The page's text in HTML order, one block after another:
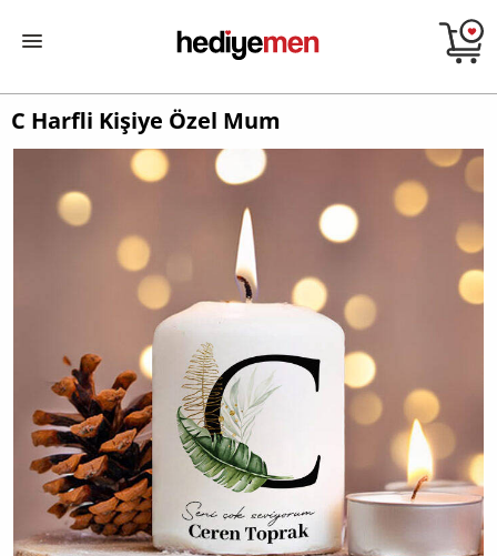
C Harfli Kişiye Özel Mum